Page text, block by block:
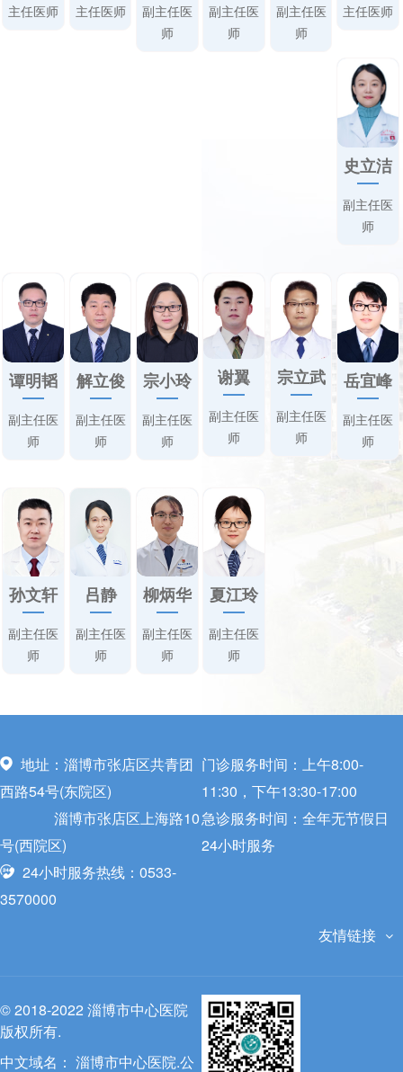
主任医师 主任医师
副主任医
师
副主任医
师
副主任医
师
主任医师
史立洁
副主任医
师
谭明韬
副主任医
师
解立俊
副主任医
师
宗小玲
副主任医
师
谢翼
副主任医
师
宗立武
副主任医
师
岳宜峰
副主任医
师
孙文轩
副主任医
师
吕静
副主任医
师
柳炳华
副主任医
师
夏江玲
副主任医
师
地址：淄博市张店区共青团
西路54号(东院区)
淄博市张店区上海路10
号(西院区)
24小时服务热线：0533-
3570000
门诊服务时间：上午8:00-
11:30，下午13:30-17:00
急诊服务时间：全年无节假日
24小时服务
友情链接
© 2018-2022 淄博市中心医院
版权所有.
中文域名： 淄博市中心医院.公